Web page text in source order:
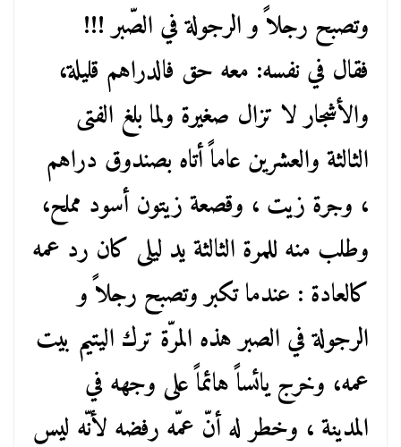
وتصبح رجلاً و الرجولة في الصّبر !!!
فقال في نفسه: معه حق فالدراهم قليلة،
والأشجار لا تزال صغيرة ولما بلغ الفتى
الثالثة والعشرين عاماً أتاه بصندوق دراهم
، وجرة زيت ، وقصعة زيتون أسود مملح،
وطلب منه للمرة الثالثة يد ليلى كان رد عمه
كالعادة : عندما تكبر وتصبح رجلاً و
الرجولة في الصبر هذه المرّة ترك اليتيم بيت
عمه، وخرج يائساً هائماً على وجهه في
المدينة ، وخطر له أنّ عمّه رفضه لأنّه ليس